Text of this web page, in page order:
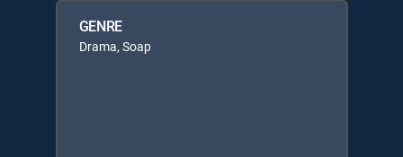
GENRE
Drama, Soap